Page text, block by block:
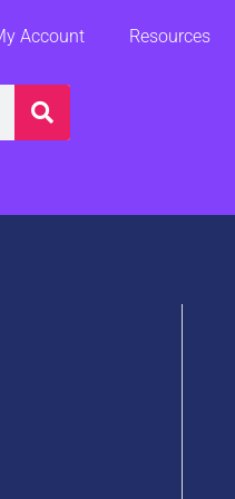
Account Resources